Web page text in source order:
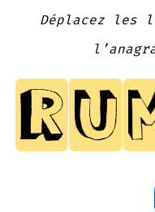
Déplacez les